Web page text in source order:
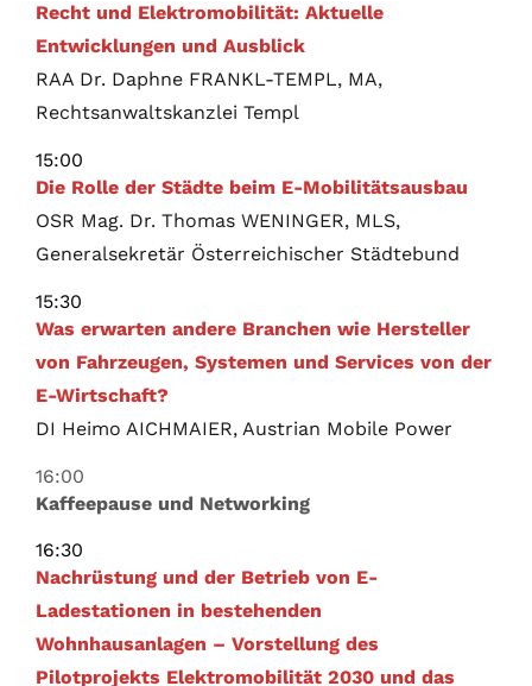
Recht und Elektromobilität: Aktuelle
Entwicklungen und Ausblick
RAA Dr. Daphne FRANKL-TEMPL, MA,
Rechtsanwaltskanzlei Templ
15:00
Die Rolle der Städte beim E-Mobilitätsausbau
OSR Mag. Dr. Thomas WENINGER, MLS,
Generalsekretär Österreichischer Städtebund
15:30
Was erwarten andere Branchen wie Hersteller
von Fahrzeugen, Systemen und Services von der
E-Wirtschaft?
DI Heimo AICHMAIER, Austrian Mobile Power
16:00
Kaffeepause und Networking
16:30
Nachrüstung und der Betrieb von E-
Ladestationen in bestehenden
Wohnhausanlagen – Vorstellung des
Pilotprojekts Elektromobilität 2030 und das